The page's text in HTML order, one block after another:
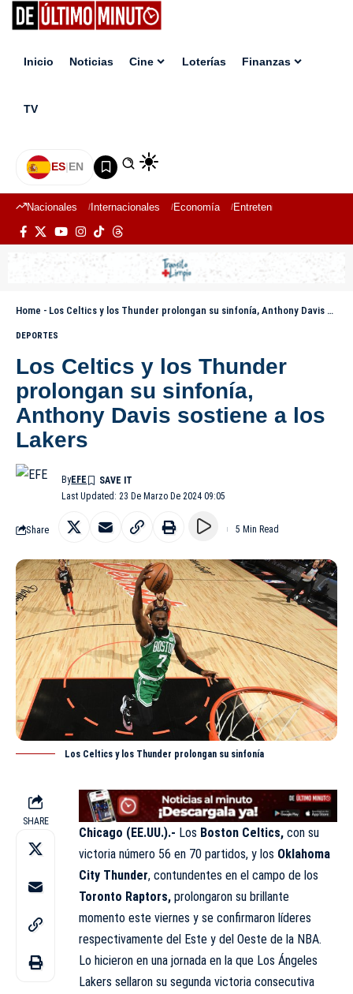
Inicio Noticias Cine Loterías Finanzas
TV
ES|EN
Nacionales Internacionales Economía Entretenimiento
Home - Los Celtics y los Thunder prolongan su sinfonía, Anthony Davis sostiene a los Lakers
DEPORTES
Los Celtics y los Thunder
prolongan su sinfonía,
Anthony Davis sostiene a los
Lakers
Last Updated: 23 De Marzo De 2024 09:05
ByEFE
Share 5 Min Read
Los Celtics y los Thunder prolongan su sinfonía
SHARE
Chicago (EE.UU.).- Los Boston Celtics, con su
victoria número 56 en 70 partidos, y los Oklahoma
City Thunder, contundentes en el campo de los
Toronto Raptors, prolongaron su brillante
momento este viernes y se confirmaron líderes
respectivamente del Este y del Oeste de la NBA.
Lo hicieron en una jornada en la que Los Ángeles
Lakers sellaron su segunda victoria consecutiva